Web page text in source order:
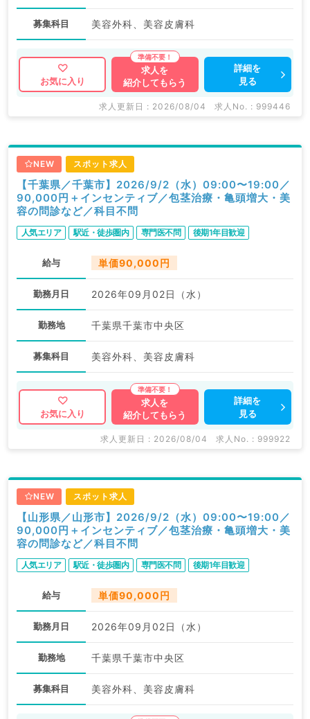
募集科目 美容外科、美容皮膚科
お気に入り
求人を
紹介してもらう
詳細を
見る
求人更新日 : 2026/08/04 求人No. : 999446
NEW スポット求人
【千葉県／千葉市】2026/9/2（水）09:00〜19:00／
90,000円＋インセンティブ／包茎治療・亀頭増大・美
容の問診など／科目不問
人気エリア 駅近・徒歩圏内 専門医不問 後期1年目歓迎
給与 単価90,000円
勤務月日 2026年09月02日（水）
勤務地 千葉県千葉市中央区
募集科目 美容外科、美容皮膚科
お気に入り
求人を
紹介してもらう
詳細を
見る
求人更新日 : 2026/08/04 求人No. : 999922
NEW スポット求人
【山形県／山形市】2026/9/2（水）09:00〜19:00／
90,000円＋インセンティブ／包茎治療・亀頭増大・美
容の問診など／科目不問
人気エリア 駅近・徒歩圏内 専門医不問 後期1年目歓迎
給与 単価90,000円
勤務月日 2026年09月02日（水）
勤務地 千葉県千葉市中央区
募集科目 美容外科、美容皮膚科